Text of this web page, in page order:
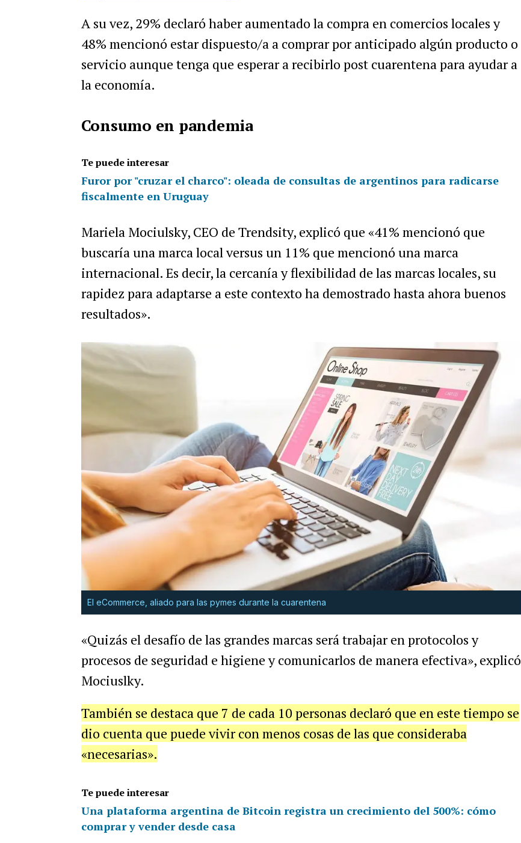
A su vez, 29% declaró haber aumentado la compra en comercios locales y
48% mencionó estar dispuesto/a a comprar por anticipado algún producto o
servicio aunque tenga que esperar a recibirlo post cuarentena para ayudar a
la economía.
Consumo en pandemia
Te puede interesar
Furor por "cruzar el charco": oleada de consultas de argentinos para radicarse
fiscalmente en Uruguay
Mariela Mociulsky, CEO de Trendsity, explicó que «41% mencionó que
buscaría una marca local versus un 11% que mencionó una marca
internacional. Es decir, la cercanía y flexibilidad de las marcas locales, su
rapidez para adaptarse a este contexto ha demostrado hasta ahora buenos
resultados».
El eCommerce, aliado para las pymes durante la cuarentena
«Quizás el desafío de las grandes marcas será trabajar en protocolos y
procesos de seguridad e higiene y comunicarlos de manera efectiva», explicó
Mociuslky.
También se destaca que 7 de cada 10 personas declaró que en este tiempo se
dio cuenta que puede vivir con menos cosas de las que consideraba
«necesarias».
Te puede interesar
Una plataforma argentina de Bitcoin registra un crecimiento del 500%: cómo
comprar y vender desde casa